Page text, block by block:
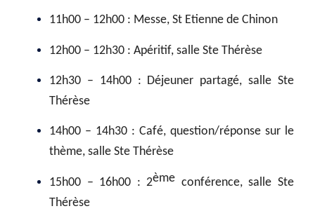
11h00 – 12h00 : Messe, St Etienne de Chinon
12h00 – 12h30 : Apéritif, salle Ste Thérèse
12h30 – 14h00 : Déjeuner partagé, salle Ste
Thérèse
14h00 – 14h30 : Café, question/réponse sur le
thème, salle Ste Thérèse
15h00 – 16h00 : 2ème conférence, salle Ste
Thérèse